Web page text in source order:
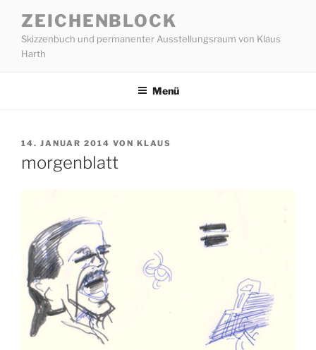
Inhalt
springen
ZEICHENBLOCK
Skizzenbuch und permanenter Ausstellungsraum von Klaus
Harth
Menü
VERÖFFENTLICHT
14. JANUAR 2014 VON KLAUS
morgenblatt